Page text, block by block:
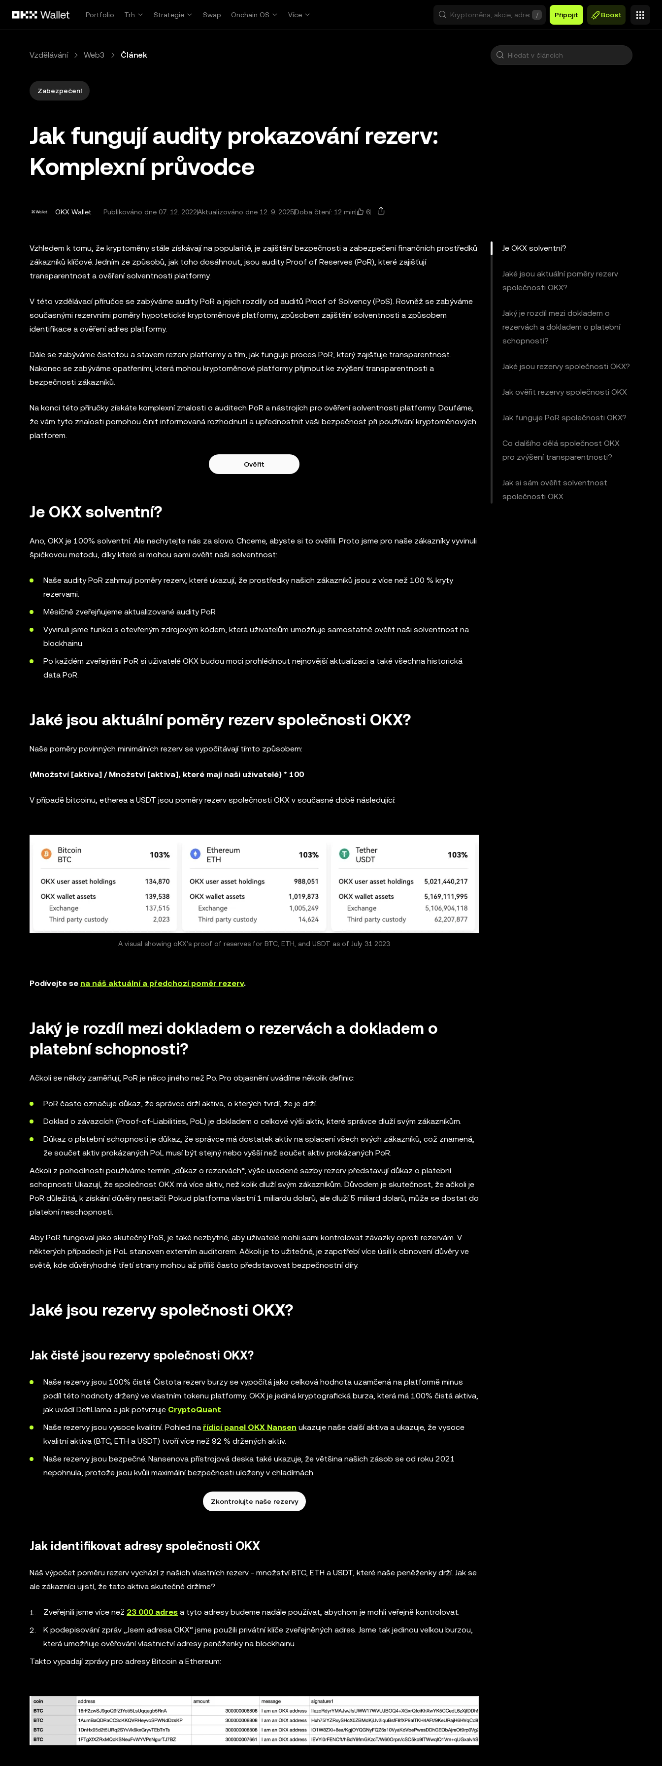
Portfolio
Trh Strategie Swap Onchain OS Více / Připojit Boost
Vzdělávání Web3 Článek
Zabezpečení
Jak fungují audity prokazování rezerv:
Komplexní průvodce
OKX Wallet Publikováno dne 07. 12. 2022Aktualizováno dne 12. 9. 2025Doba čtení: 12 min 6
Vzhledem k tomu, že kryptoměny stále získávají na popularitě, je zajištění bezpečnosti a zabezpečení finančních prostředků
zákazníků klíčové. Jedním ze způsobů, jak toho dosáhnout, jsou audity Proof of Reserves (PoR), které zajišťují
transparentnost a ověření solventnosti platformy.
V této vzdělávací příručce se zabýváme audity PoR a jejich rozdíly od auditů Proof of Solvency (PoS). Rovněž se zabýváme
současnými rezervními poměry hypotetické kryptoměnové platformy, způsobem zajištění solventnosti a způsobem
identifikace a ověření adres platformy.
Dále se zabýváme čistotou a stavem rezerv platformy a tím, jak funguje proces PoR, který zajišťuje transparentnost.
Nakonec se zabýváme opatřeními, která mohou kryptoměnové platformy přijmout ke zvýšení transparentnosti a
bezpečnosti zákazníků.
Na konci této příručky získáte komplexní znalosti o auditech PoR a nástrojích pro ověření solventnosti platformy. Doufáme,
že vám tyto znalosti pomohou činit informovaná rozhodnutí a upřednostnit vaši bezpečnost při používání kryptoměnových
platforem.
Ověřit
Je OKX solventní?
Ano, OKX je 100% solventní. Ale nechytejte nás za slovo. Chceme, abyste si to ověřili. Proto jsme pro naše zákazníky vyvinuli
špičkovou metodu, díky které si mohou sami ověřit naši solventnost:
Naše audity PoR zahrnují poměry rezerv, které ukazují, že prostředky našich zákazníků jsou z více než 100 % kryty
rezervami.
Měsíčně zveřejňujeme aktualizované audity PoR
Vyvinuli jsme funkci s otevřeným zdrojovým kódem, která uživatelům umožňuje samostatně ověřit naši solventnost na
blockhainu.
Po každém zveřejnění PoR si uživatelé OKX budou moci prohlédnout nejnovější aktualizaci a také všechna historická
data PoR.
Jaké jsou aktuální poměry rezerv společnosti OKX?
Naše poměry povinných minimálních rezerv se vypočítávají tímto způsobem:
(Množství [aktiva] / Množství [aktiva], které mají naši uživatelé) * 100
V případě bitcoinu, etherea a USDT jsou poměry rezerv společnosti OKX v současné době následující:
A visual showing oKX's proof of reserves for BTC, ETH, and USDT as of July 31 2023
Podívejte se na náš aktuální a předchozí poměr rezerv.
Jaký je rozdíl mezi dokladem o rezervách a dokladem o
platební schopnosti?
Ačkoli se někdy zaměňují, PoR je něco jiného než Po. Pro objasnění uvádíme několik definic:
PoR často označuje důkaz, že správce drží aktiva, o kterých tvrdí, že je drží.
Doklad o závazcích (Proof-of-Liabilities, PoL) je dokladem o celkové výši aktiv, které správce dluží svým zákazníkům.
Důkaz o platební schopnosti je důkaz, že správce má dostatek aktiv na splacení všech svých zákazníků, což znamená,
že součet aktiv prokázaných PoL musí být stejný nebo vyšší než součet aktiv prokázaných PoR.
Ačkoli z pohodlnosti používáme termín „důkaz o rezervách“, výše uvedené sazby rezerv představují důkaz o platební
schopnosti: Ukazují, že společnost OKX má více aktiv, než kolik dluží svým zákazníkům. Důvodem je skutečnost, že ačkoli je
PoR důležitá, k získání důvěry nestačí: Pokud platforma vlastní 1 miliardu dolarů, ale dluží 5 miliard dolarů, může se dostat do
platební neschopnosti.
Aby PoR fungoval jako skutečný PoS, je také nezbytné, aby uživatelé mohli sami kontrolovat závazky oproti rezervám. V
některých případech je PoL stanoven externím auditorem. Ačkoli je to užitečné, je zapotřebí více úsilí k obnovení důvěry ve
světě, kde důvěryhodné třetí strany mohou až příliš často představovat bezpečnostní díry.
Jaké jsou rezervy společnosti OKX?
Jak čisté jsou rezervy společnosti OKX?
Naše rezervy jsou 100% čisté. Čistota rezerv burzy se vypočítá jako celková hodnota uzamčená na platformě minus
podíl této hodnoty držený ve vlastním tokenu platformy. OKX je jediná kryptografická burza, která má 100% čistá aktiva,
jak uvádí DefiLlama a jak potvrzuje CryptoQuant.
Naše rezervy jsou vysoce kvalitní. Pohled na řídicí panel OKX Nansen ukazuje naše další aktiva a ukazuje, že vysoce
kvalitní aktiva (BTC, ETH a USDT) tvoří více než 92 % držených aktiv.
Naše rezervy jsou bezpečné. Nansenova přístrojová deska také ukazuje, že většina našich zásob se od roku 2021
nepohnula, protože jsou kvůli maximální bezpečnosti uloženy v chladírnách.
Zkontrolujte naše rezervy
Jak identifikovat adresy společnosti OKX
Náš výpočet poměru rezerv vychází z našich vlastních rezerv - množství BTC, ETH a USDT, které naše peněženky drží. Jak se
ale zákazníci ujistí, že tato aktiva skutečně držíme?
Zveřejnili jsme více než 23 000 adres a tyto adresy budeme nadále používat, abychom je mohli veřejně kontrolovat.
K podepisování zpráv „Jsem adresa OKX“ jsme použili privátní klíče zveřejněných adres. Jsme tak jedinou velkou burzou,
která umožňuje ověřování vlastnictví adresy peněženky na blockhainu.
Takto vypadají zprávy pro adresy Bitcoin a Ethereum:
Je OKX solventní?
Jaké jsou aktuální poměry rezerv
společnosti OKX?
Jaký je rozdíl mezi dokladem o
rezervách a dokladem o platební
schopnosti?
Jaké jsou rezervy společnosti OKX?
Jak ověřit rezervy společnosti OKX
Jak funguje PoR společnosti OKX?
Co dalšího dělá společnost OKX
pro zvýšení transparentnosti?
Jak si sám ověřit solventnost
společnosti OKX